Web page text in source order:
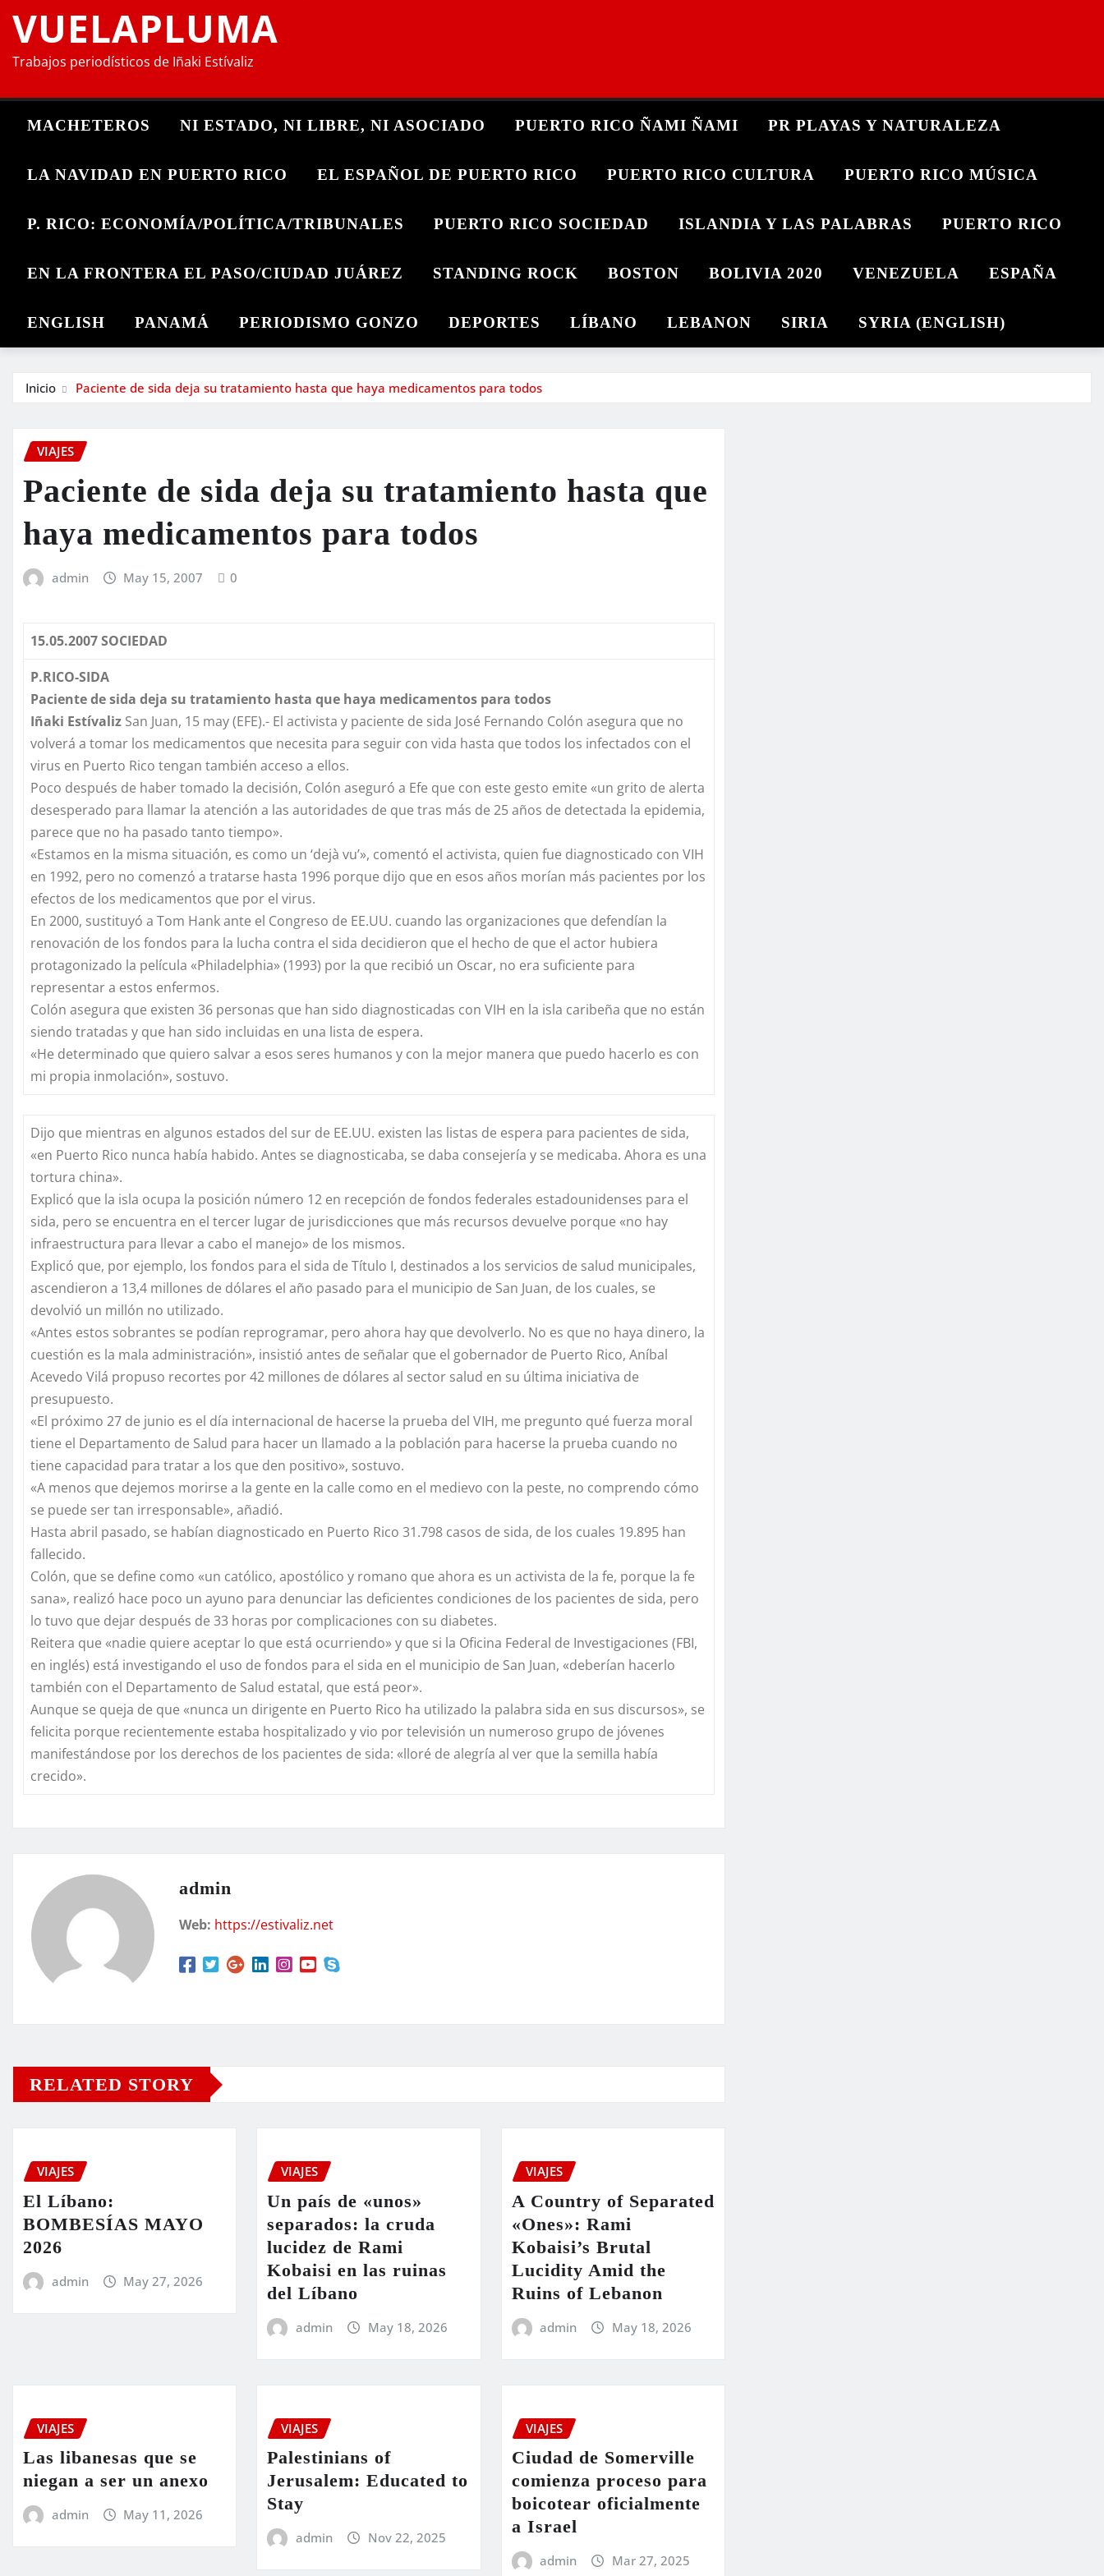
VUELAPLUMA
Trabajos periodísticos de Iñaki Estívaliz
MACHETEROS NI ESTADO, NI LIBRE, NI ASOCIADO PUERTO RICO ÑAMI ÑAMI PR PLAYAS Y NATURALEZA
LA NAVIDAD EN PUERTO RICO EL ESPAÑOL DE PUERTO RICO PUERTO RICO CULTURA PUERTO RICO MÚSICA
P. RICO: ECONOMÍA/POLÍTICA/TRIBUNALES PUERTO RICO SOCIEDAD ISLANDIA Y LAS PALABRAS PUERTO RICO
EN LA FRONTERA EL PASO/CIUDAD JUÁREZ STANDING ROCK BOSTON BOLIVIA 2020 VENEZUELA ESPAÑA
ENGLISH PANAMÁ PERIODISMO GONZO DEPORTES LÍBANO LEBANON SIRIA SYRIA (ENGLISH)
Inicio Paciente de sida deja su tratamiento hasta que haya medicamentos para todos
VIAJES
Paciente de sida deja su tratamiento hasta que
haya medicamentos para todos
admin May 15, 2007 0
15.05.2007 SOCIEDAD
P.RICO-SIDA
Paciente de sida deja su tratamiento hasta que haya medicamentos para todos
Iñaki Estívaliz San Juan, 15 may (EFE).- El activista y paciente de sida José Fernando Colón asegura que no
volverá a tomar los medicamentos que necesita para seguir con vida hasta que todos los infectados con el
virus en Puerto Rico tengan también acceso a ellos.
Poco después de haber tomado la decisión, Colón aseguró a Efe que con este gesto emite «un grito de alerta
desesperado para llamar la atención a las autoridades de que tras más de 25 años de detectada la epidemia,
parece que no ha pasado tanto tiempo».
«Estamos en la misma situación, es como un ‘dejà vu’», comentó el activista, quien fue diagnosticado con VIH
en 1992, pero no comenzó a tratarse hasta 1996 porque dijo que en esos años morían más pacientes por los
efectos de los medicamentos que por el virus.
En 2000, sustituyó a Tom Hank ante el Congreso de EE.UU. cuando las organizaciones que defendían la
renovación de los fondos para la lucha contra el sida decidieron que el hecho de que el actor hubiera
protagonizado la película «Philadelphia» (1993) por la que recibió un Oscar, no era suficiente para
representar a estos enfermos.
Colón asegura que existen 36 personas que han sido diagnosticadas con VIH en la isla caribeña que no están
siendo tratadas y que han sido incluidas en una lista de espera.
«He determinado que quiero salvar a esos seres humanos y con la mejor manera que puedo hacerlo es con
mi propia inmolación», sostuvo.
Dijo que mientras en algunos estados del sur de EE.UU. existen las listas de espera para pacientes de sida,
«en Puerto Rico nunca había habido. Antes se diagnosticaba, se daba consejería y se medicaba. Ahora es una
tortura china».
Explicó que la isla ocupa la posición número 12 en recepción de fondos federales estadounidenses para el
sida, pero se encuentra en el tercer lugar de jurisdicciones que más recursos devuelve porque «no hay
infraestructura para llevar a cabo el manejo» de los mismos.
Explicó que, por ejemplo, los fondos para el sida de Título I, destinados a los servicios de salud municipales,
ascendieron a 13,4 millones de dólares el año pasado para el municipio de San Juan, de los cuales, se
devolvió un millón no utilizado.
«Antes estos sobrantes se podían reprogramar, pero ahora hay que devolverlo. No es que no haya dinero, la
cuestión es la mala administración», insistió antes de señalar que el gobernador de Puerto Rico, Aníbal
Acevedo Vilá propuso recortes por 42 millones de dólares al sector salud en su última iniciativa de
presupuesto.
«El próximo 27 de junio es el día internacional de hacerse la prueba del VIH, me pregunto qué fuerza moral
tiene el Departamento de Salud para hacer un llamado a la población para hacerse la prueba cuando no
tiene capacidad para tratar a los que den positivo», sostuvo.
«A menos que dejemos morirse a la gente en la calle como en el medievo con la peste, no comprendo cómo
se puede ser tan irresponsable», añadió.
Hasta abril pasado, se habían diagnosticado en Puerto Rico 31.798 casos de sida, de los cuales 19.895 han
fallecido.
Colón, que se define como «un católico, apostólico y romano que ahora es un activista de la fe, porque la fe
sana», realizó hace poco un ayuno para denunciar las deficientes condiciones de los pacientes de sida, pero
lo tuvo que dejar después de 33 horas por complicaciones con su diabetes.
Reitera que «nadie quiere aceptar lo que está ocurriendo» y que si la Oficina Federal de Investigaciones (FBI,
en inglés) está investigando el uso de fondos para el sida en el municipio de San Juan, «deberían hacerlo
también con el Departamento de Salud estatal, que está peor».
Aunque se queja de que «nunca un dirigente en Puerto Rico ha utilizado la palabra sida en sus discursos», se
felicita porque recientemente estaba hospitalizado y vio por televisión un numeroso grupo de jóvenes
manifestándose por los derechos de los pacientes de sida: «lloré de alegría al ver que la semilla había
crecido».
admin
Web: https://estivaliz.net
RELATED STORY
VIAJES
El Líbano:
BOMBESÍAS MAYO
2026
admin May 27, 2026
VIAJES
Un país de «unos»
separados: la cruda
lucidez de Rami
Kobaisi en las ruinas
del Líbano
admin May 18, 2026
VIAJES
A Country of Separated
«Ones»: Rami
Kobaisi’s Brutal
Lucidity Amid the
Ruins of Lebanon
admin May 18, 2026
VIAJES
Las libanesas que se
niegan a ser un anexo
admin May 11, 2026
VIAJES
Palestinians of
Jerusalem: Educated to
Stay
admin Nov 22, 2025
VIAJES
Ciudad de Somerville
comienza proceso para
boicotear oficialmente
a Israel
admin Mar 27, 2025